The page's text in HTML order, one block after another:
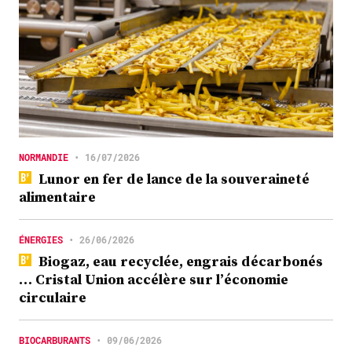
NORMANDIE • 16/07/2026
Lunor en fer de lance de la souveraineté
alimentaire
ÉNERGIES • 26/06/2026
Biogaz, eau recyclée, engrais décarbonés
… Cristal Union accélère sur l’économie
circulaire
BIOCARBURANTS • 09/06/2026